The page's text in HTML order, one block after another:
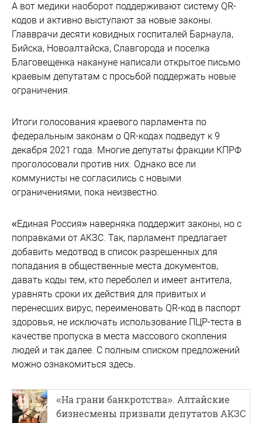
А вот медики наоборот поддерживают систему QR-
кодов и активно выступают за новые законы.
Главврачи десяти ковидных госпиталей Барнаула,
Бийска, Новоалтайска, Славгорода и поселка
Благовещенка накануне написали открытое письмо
краевым депутатам с просьбой поддержать новые
ограничения.
Итоги голосования краевого парламента по
федеральным законам о QR-кодах подведут к 9
декабря 2021 года. Многие депутаты фракции КПРФ
проголосовали против них. Однако все ли
коммунисты не согласились с новыми
ограничениями, пока неизвестно.
«Единая Россия» наверняка поддержит законы, но с
поправками от АКЗС. Так, парламент предлагает
добавить медотвод в список разрешенных для
попадания в общественные места документов,
давать коды тем, кто переболел и имеет антитела,
уравнять сроки их действия для привитых и
перенесших вирус, переименовать QR-код в паспорт
здоровья, не исключать использование ПЦР-теста в
качестве пропуска в места массового скопления
людей и так далее. С полным списком предложений
можно ознакомиться здесь.
«На грани банкротства». Алтайские
бизнесмены призвали депутатов АКЗС